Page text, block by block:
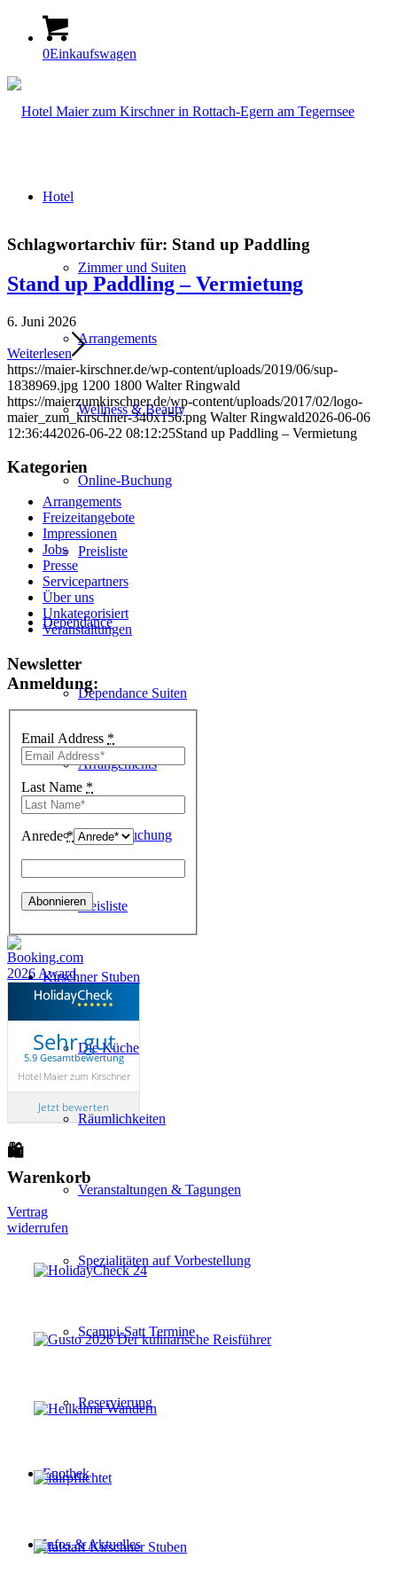
0Einkaufswagen
Hotel
Zimmer und Suiten
Arrangements
Wellness & Beauty
Online-Buchung
Preisliste
Dependance
Dependance Suiten
Arrangements
Online-Buchung
Preisliste
Kirschner Stuben
Die Küche
Räumlichkeiten
Veranstaltungen & Tagungen
Spezialitäten auf Vorbestellung
Scampi-Satt Termine
Reservierung
Enothek
Infos & Aktuelles
Schlagwortarchiv für: Stand up Paddling
Stand up Paddling – Vermietung
6. Juni 2026
Weiterlesen
https://maier-kirschner.de/wp-content/uploads/2019/06/sup-
1838969.jpg 1200 1800 Walter Ringwald
https://maierzumkirschner.de/wp-content/uploads/2017/02/logo-
maier_zum_kirschner-340x156.png Walter Ringwald2026-06-06
12:36:442026-06-22 08:12:25Stand up Paddling – Vermietung
Kategorien
Arrangements
Freizeitangebote
Impressionen
Jobs
Presse
Servicepartners
Über uns
Unkategorisiert
Veranstaltungen
Newsletter
Anmeldung:
Email Address *
Last Name *
Anrede*
Sehr gut
5.9 Gesamtbewertung
Hotel Maier zum Kirschner
Jetzt bewerten
🛍
Warenkorb
Vertrag
widerrufen